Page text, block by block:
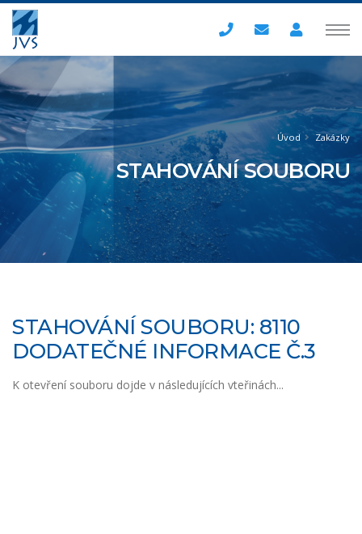
Úvod Zakázky
STAHOVÁNÍ SOUBORU
STAHOVÁNÍ SOUBORU: 8110
DODATEČNÉ INFORMACE Č.3
K otevření souboru dojde v následujících vteřinách...